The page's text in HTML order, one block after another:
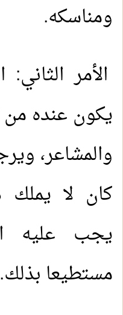
ومناسكه.
الأمر الثاني:
يكون عنده من
والمشاعر،
كان لا يملك
يجب عليه
مستطيعا بذلك.